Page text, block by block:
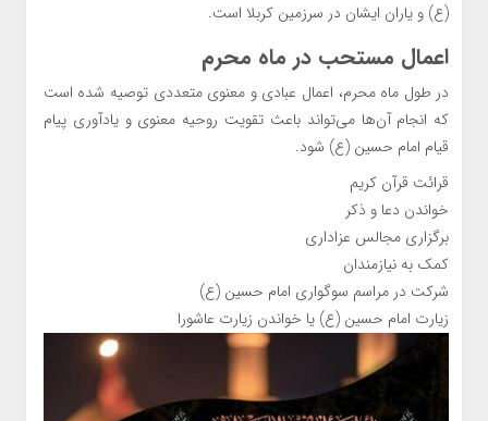
(ع) و یاران ایشان در سرزمین کربلا است.
اعمال مستحب در ماه محرم
در طول ماه محرم، اعمال عبادی و معنوی متعددی توصیه شده است
که انجام آن‌ها می‌تواند باعث تقویت روحیه معنوی و یادآوری پیام
قیام امام حسین (ع) شود.
قرائت قرآن کریم
خواندن دعا و ذکر
برگزاری مجالس عزاداری
کمک به نیازمندان
شرکت در مراسم سوگواری امام حسین (ع)
زیارت امام حسین (ع) یا خواندن زیارت عاشورا